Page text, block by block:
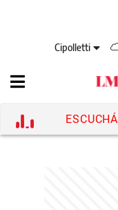
Cipolletti
ESCUCHÁ